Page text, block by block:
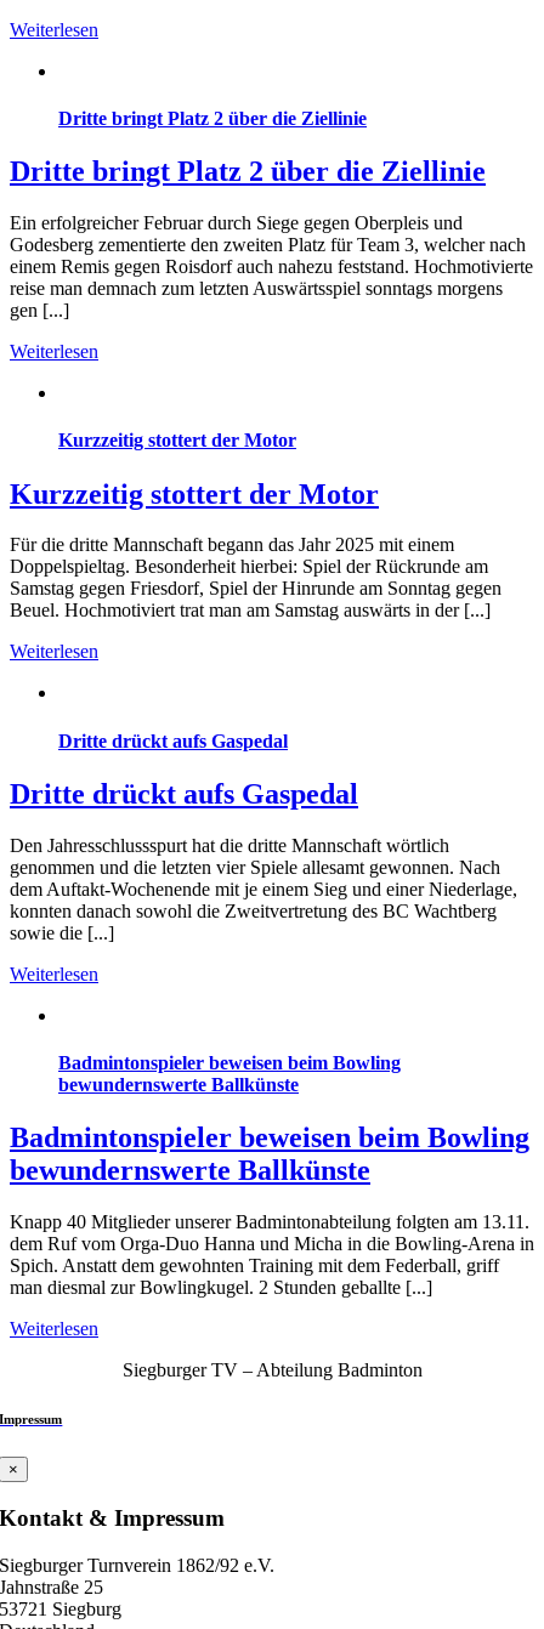
Weiterlesen
Dritte bringt Platz 2 über die Ziellinie
Dritte bringt Platz 2 über die Ziellinie
Ein erfolgreicher Februar durch Siege gegen Oberpleis und
Godesberg zementierte den zweiten Platz für Team 3, welcher nach
einem Remis gegen Roisdorf auch nahezu feststand. Hochmotivierte
reise man demnach zum letzten Auswärtsspiel sonntags morgens
gen [...]
Weiterlesen
Kurzzeitig stottert der Motor
Kurzzeitig stottert der Motor
Für die dritte Mannschaft begann das Jahr 2025 mit einem
Doppelspieltag. Besonderheit hierbei: Spiel der Rückrunde am
Samstag gegen Friesdorf, Spiel der Hinrunde am Sonntag gegen
Beuel. Hochmotiviert trat man am Samstag auswärts in der [...]
Weiterlesen
Dritte drückt aufs Gaspedal
Dritte drückt aufs Gaspedal
Den Jahresschlussspurt hat die dritte Mannschaft wörtlich
genommen und die letzten vier Spiele allesamt gewonnen. Nach
dem Auftakt-Wochenende mit je einem Sieg und einer Niederlage,
konnten danach sowohl die Zweitvertretung des BC Wachtberg
sowie die [...]
Weiterlesen
Badmintonspieler beweisen beim Bowling
bewundernswerte Ballkünste
Badmintonspieler beweisen beim Bowling
bewundernswerte Ballkünste
Knapp 40 Mitglieder unserer Badmintonabteilung folgten am 13.11.
dem Ruf vom Orga-Duo Hanna und Micha in die Bowling-Arena in
Spich. Anstatt dem gewohnten Training mit dem Federball, griff
man diesmal zur Bowlingkugel. 2 Stunden geballte [...]
Weiterlesen
Siegburger TV – Abteilung Badminton
Impressum
×
Kontakt & Impressum
Siegburger Turnverein 1862/92 e.V.
Jahnstraße 25
53721 Siegburg